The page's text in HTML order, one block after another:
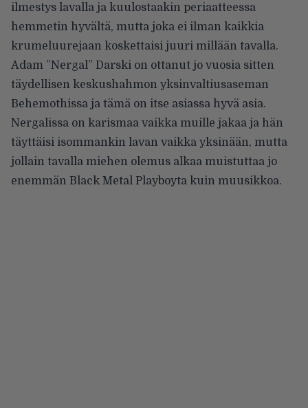
ilmestys lavalla ja kuulostaakin periaatteessa
hemmetin hyvältä, mutta joka ei ilman kaikkia
krumeluurejaan koskettaisi juuri millään tavalla.
Adam ”Nergal” Darski on ottanut jo vuosia sitten
täydellisen keskushahmon yksinvaltiusaseman
Behemothissa ja tämä on itse asiassa hyvä asia.
Nergalissa on karismaa vaikka muille jakaa ja hän
täyttäisi isommankin lavan vaikka yksinään, mutta
jollain tavalla miehen olemus alkaa muistuttaa jo
enemmän Black Metal Playboyta kuin muusikkoa.